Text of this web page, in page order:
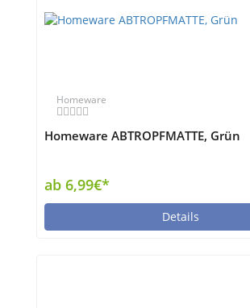
Homeware
Homeware ABTROPFMATTE, Grün
ab 6,99€*
Details